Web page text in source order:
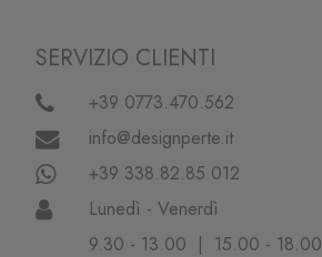
SERVIZIO CLIENTI
+39 0773.470.562
info@designperte.it
+39 338.82.85.012
Lunedì - Venerdì
9.30 - 13.00 | 15.00 - 18.00